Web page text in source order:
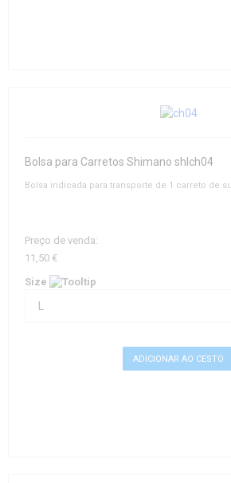
Bolsa para Carretos Shimano shlch04
Bolsa indicada para transporte de 1 carreto de
Preço de venda:
11,50 €
Size